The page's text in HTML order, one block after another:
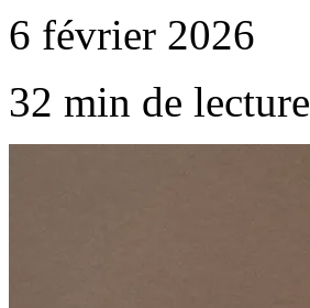
6 février 2026
32 min de lecture